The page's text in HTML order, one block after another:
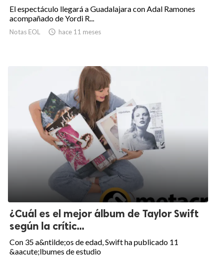
El espectáculo llegará a Guadalajara con Adal Ramones
acompañado de Yordi R...
Notas EOL  hace 11 meses
¿Cuál es el mejor álbum de Taylor Swift
según la crític...
Con 35 a&ntilde;os de edad, Swift ha publicado 11
&aacute;lbumes de estudio